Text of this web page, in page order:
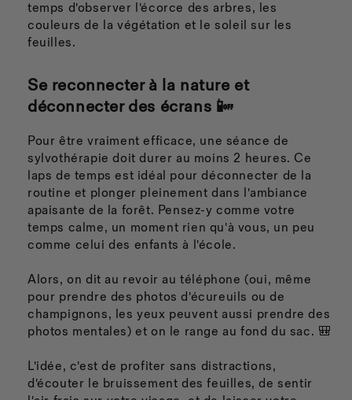
temps d'observer l'écorce des arbres, les
couleurs de la végétation et le soleil sur les
feuilles.
Se reconnecter à la nature et
déconnecter des écrans 📴
Pour être vraiment efficace, une séance de
sylvothérapie doit durer au moins 2 heures. Ce
laps de temps est idéal pour déconnecter de la
routine et plonger pleinement dans l'ambiance
apaisante de la forêt. Pensez-y comme votre
temps calme, un moment rien qu'à vous, un peu
comme celui des enfants à l'école.
Alors, on dit au revoir au téléphone (oui, même
pour prendre des photos d'écureuils ou de
champignons, les yeux peuvent aussi prendre des
photos mentales) et on le range au fond du sac. 🎒
L'idée, c'est de profiter sans distractions,
d'écouter le bruissement des feuilles, de sentir